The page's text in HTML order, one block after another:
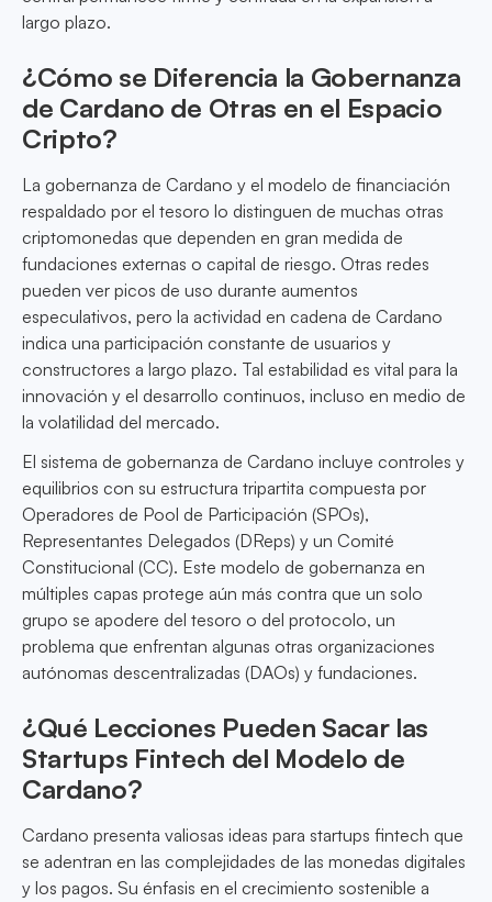
largo plazo.
¿Cómo se Diferencia la Gobernanza
de Cardano de Otras en el Espacio
Cripto?
La gobernanza de Cardano y el modelo de financiación
respaldado por el tesoro lo distinguen de muchas otras
criptomonedas que dependen en gran medida de
fundaciones externas o capital de riesgo. Otras redes
pueden ver picos de uso durante aumentos
especulativos, pero la actividad en cadena de Cardano
indica una participación constante de usuarios y
constructores a largo plazo. Tal estabilidad es vital para la
innovación y el desarrollo continuos, incluso en medio de
la volatilidad del mercado.
El sistema de gobernanza de Cardano incluye controles y
equilibrios con su estructura tripartita compuesta por
Operadores de Pool de Participación (SPOs),
Representantes Delegados (DReps) y un Comité
Constitucional (CC). Este modelo de gobernanza en
múltiples capas protege aún más contra que un solo
grupo se apodere del tesoro o del protocolo, un
problema que enfrentan algunas otras organizaciones
autónomas descentralizadas (DAOs) y fundaciones.
¿Qué Lecciones Pueden Sacar las
Startups Fintech del Modelo de
Cardano?
Cardano presenta valiosas ideas para startups fintech que
se adentran en las complejidades de las monedas digitales
y los pagos. Su énfasis en el crecimiento sostenible a